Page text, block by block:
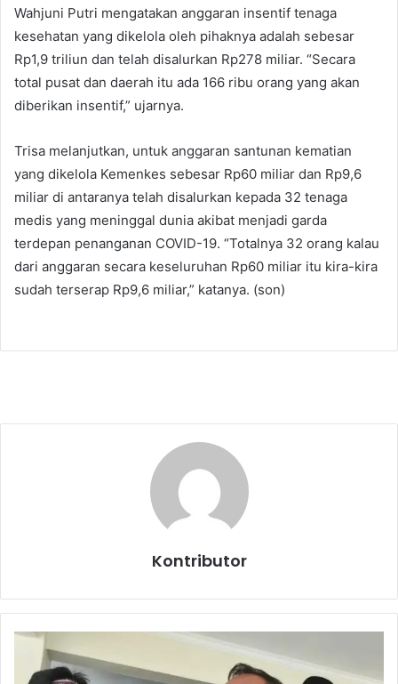
Wahjuni Putri mengatakan anggaran insentif tenaga
kesehatan yang dikelola oleh pihaknya adalah sebesar
Rp1,9 triliun dan telah disalurkan Rp278 miliar. “Secara
total pusat dan daerah itu ada 166 ribu orang yang akan
diberikan insentif,” ujarnya.
Trisa melanjutkan, untuk anggaran santunan kematian
yang dikelola Kemenkes sebesar Rp60 miliar dan Rp9,6
miliar di antaranya telah disalurkan kepada 32 tenaga
medis yang meninggal dunia akibat menjadi garda
terdepan penanganan COVID-19. “Totalnya 32 orang kalau
dari anggaran secara keseluruhan Rp60 miliar itu kira-kira
sudah terserap Rp9,6 miliar,” katanya. (son)
Kontributor